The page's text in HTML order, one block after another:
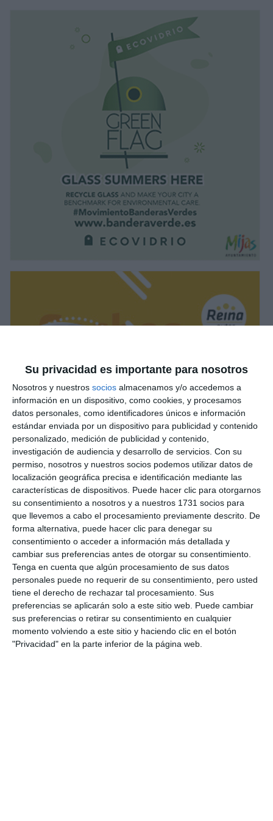
Su privacidad es importante para nosotros
Nosotros y nuestros socios almacenamos y/o accedemos a
información en un dispositivo, como cookies, y procesamos
datos personales, como identificadores únicos e información
estándar enviada por un dispositivo para publicidad y contenido
personalizado, medición de publicidad y contenido,
investigación de audiencia y desarrollo de servicios. Con su
permiso, nosotros y nuestros socios podemos utilizar datos de
localización geográfica precisa e identificación mediante las
características de dispositivos. Puede hacer clic para otorgarnos
su consentimiento a nosotros y a nuestros 1731 socios para
que llevemos a cabo el procesamiento previamente descrito. De
forma alternativa, puede hacer clic para denegar su
consentimiento o acceder a información más detallada y
cambiar sus preferencias antes de otorgar su consentimiento.
Tenga en cuenta que algún procesamiento de sus datos
personales puede no requerir de su consentimiento, pero usted
tiene el derecho de rechazar tal procesamiento. Sus
preferencias se aplicarán solo a este sitio web. Puede cambiar
sus preferencias o retirar su consentimiento en cualquier
momento volviendo a este sitio y haciendo clic en el botón
"Privacidad" en la parte inferior de la página web.